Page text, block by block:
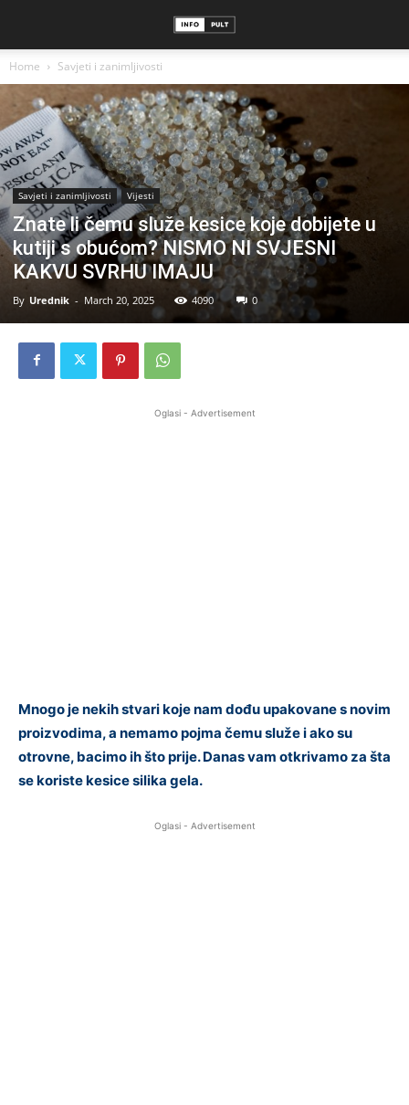
Home Savjeti i zanimljivosti
Savjeti i zanimljivosti Vijesti
Znate li čemu služe kesice koje dobijete u
kutiji s obućom? NISMO NI SVJESNI
KAKVU SVRHU IMAJU
By Urednik - March 20, 2025 4090 0
Oglasi - Advertisement
Mnogo je nekih stvari koje nam dođu upakovane s novim
proizvodima, a nemamo pojma čemu služe i ako su
otrovne, bacimo ih što prije. Danas vam otkrivamo za šta
se koriste kesice silika gela.
Oglasi - Advertisement